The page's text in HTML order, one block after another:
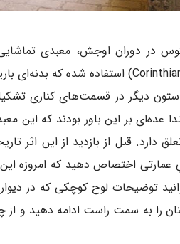
در دوران اوجش، معبدی
عده‌ای بر این باور بودند که این
دارد. قبل از بازدید از این اثر
اختصاص دهید که امروزه
توضیحات لوح کوچکی که در